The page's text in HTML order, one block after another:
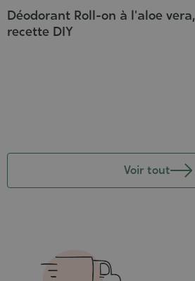
Déodorant Roll-on à l'aloe vera,
recette DIY
Voir tout